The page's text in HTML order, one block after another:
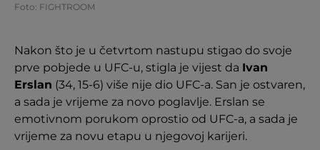
Foto: FIGHTROOM
Nakon što je u četvrtom nastupu stigao do svoje
prve pobjede u UFC-u, stigla je vijest da Ivan
Erslan (34, 15-6) više nije dio UFC-a. San je ostvaren,
a sada je vrijeme za novo poglavlje. Erslan se
emotivnom porukom oprostio od UFC-a, a sada je
vrijeme za novu etapu u njegovoj karijeri.